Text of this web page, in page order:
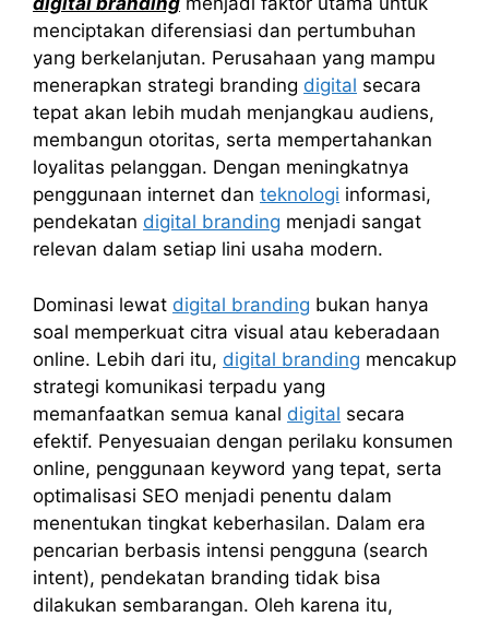
menciptakan diferensiasi dan pertumbuhan
yang berkelanjutan. Perusahaan yang mampu
menerapkan strategi branding digital secara
tepat akan lebih mudah menjangkau audiens,
membangun otoritas, serta mempertahankan
loyalitas pelanggan. Dengan meningkatnya
penggunaan internet dan teknologi informasi,
pendekatan digital branding menjadi sangat
relevan dalam setiap lini usaha modern.
Dominasi lewat digital branding bukan hanya
soal memperkuat citra visual atau keberadaan
online. Lebih dari itu, digital branding mencakup
strategi komunikasi terpadu yang
memanfaatkan semua kanal digital secara
efektif. Penyesuaian dengan perilaku konsumen
online, penggunaan keyword yang tepat, serta
optimalisasi SEO menjadi penentu dalam
menentukan tingkat keberhasilan. Dalam era
pencarian berbasis intensi pengguna (search
intent), pendekatan branding tidak bisa
dilakukan sembarangan. Oleh karena itu,